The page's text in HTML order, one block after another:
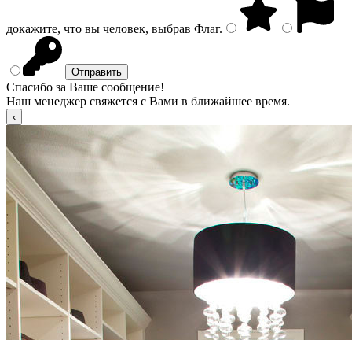
докажите, что вы человек, выбрав Флаг.
Спасибо за Ваше сообщение!
Наш менеджер свяжется с Вами в ближайшее время.